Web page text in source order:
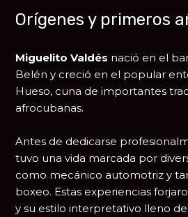
Orígenes y primeros
Miguelito Valdés nació en el
Belén y creció en el popular
Hueso, cuna de importantes
afrocubanas.
Antes de dedicarse
tuvo una vida marcada por
como mecánico automotriz y
boxeo. Estas experiencias
y su estilo interpretativo lleno